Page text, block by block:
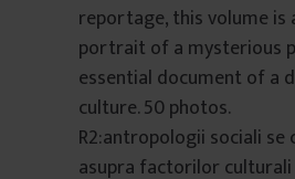
reportage, this volume is
portrait of a mysterious
essential document of a
culture. 50 photos.
R2:antropologii sociali se
asupra factorilor culturali